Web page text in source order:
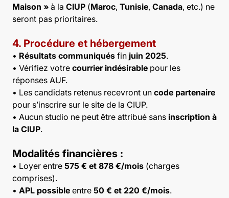
Maison » à la CIUP (Maroc, Tunisie, Canada, etc.) ne
seront pas prioritaires.
4. Procédure et hébergement
• Résultats communiqués fin juin 2025.
• Vérifiez votre courrier indésirable pour les
réponses AUF.
• Les candidats retenus recevront un code partenaire
pour s’inscrire sur le site de la CIUP.
• Aucun studio ne peut être attribué sans inscription à
la CIUP.
Modalités financières :
• Loyer entre 575 € et 878 €/mois (charges
comprises).
• APL possible entre 50 € et 220 €/mois.